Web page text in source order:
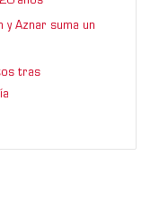
y Aznar suma un
tras